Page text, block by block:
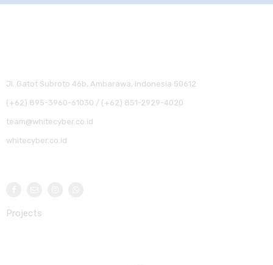
Jl. Gatot Subroto 46b, Ambarawa, Indonesia 50612
(+62) 895-3960-61030 / (+62) 851-2929-4020
team@whitecyber.co.id
whitecyber.co.id
Projects